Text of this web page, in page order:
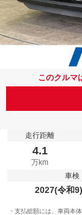
このクルマ
走行距離
4.1
万km
車検
2027(令和
支払総額には、車両本